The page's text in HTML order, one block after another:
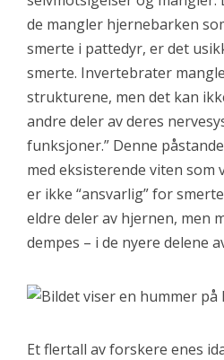
de mangler hjernebarken
smerte i pattedyr, er det
smerte. Invertebrater
strukturene, men det kan
andre deler av deres
funksjoner.” Denne
med eksisterende viten som
er ikke “ansvarlig” for
eldre deler av hjernen, men
dempes – i de nyere delene
Et flertall av forskere enes